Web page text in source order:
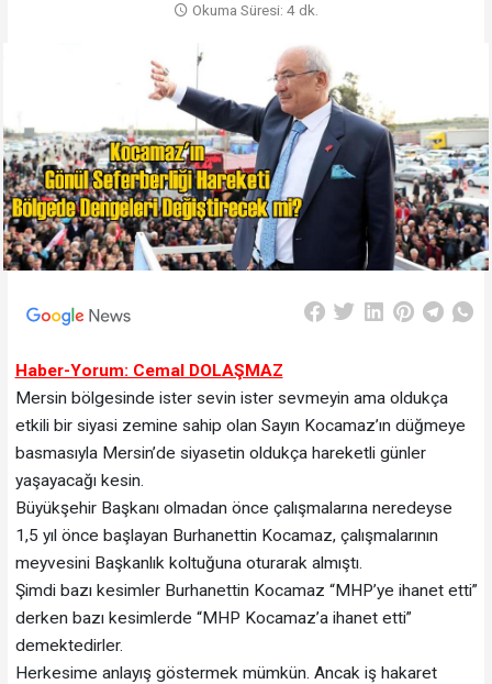
Okuma Süresi: 4 dk.
Haber-Yorum: Cemal DOLAŞMAZ
Mersin bölgesinde ister sevin ister sevmeyin ama oldukça
etkili bir siyasi zemine sahip olan Sayın Kocamaz’ın düğmeye
basmasıyla Mersin’de siyasetin oldukça hareketli günler
yaşayacağı kesin.
Büyükşehir Başkanı olmadan önce çalışmalarına neredeyse
1,5 yıl önce başlayan Burhanettin Kocamaz, çalışmalarının
meyvesini Başkanlık koltuğuna oturarak almıştı.
Şimdi bazı kesimler Burhanettin Kocamaz “MHP’ye ihanet etti”
derken bazı kesimlerde “MHP Kocamaz’a ihanet etti”
demektedirler.
Herkesime anlayış göstermek mümkün. Ancak iş hakaret